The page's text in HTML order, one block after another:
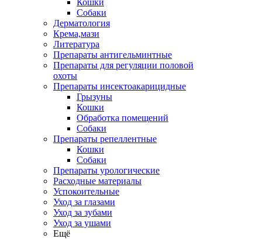
Кошки
Собаки
Дерматология
Крема,мази
Литература
Препараты антигельминтные
Препараты для регуляции половой
охоты
Препараты инсектоакарицидные
Грызуны
Кошки
Обработка помещений
Собаки
Препараты репеллентные
Кошки
Собаки
Препараты урологические
Расходные материалы
Успокоительные
Уход за глазами
Уход за зубами
Уход за ушами
Ещё